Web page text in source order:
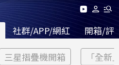
社群/APP/網紅 開箱/評
三星摺疊機開箱 「全新